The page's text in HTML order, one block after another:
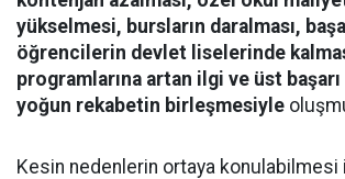
yükselmesi, bursların daralması,
öğrencilerin devlet liselerinde
programlarına artan ilgi ve üst
yoğun rekabetin birleşmesiyle
Kesin nedenlerin ortaya konulabilmesi